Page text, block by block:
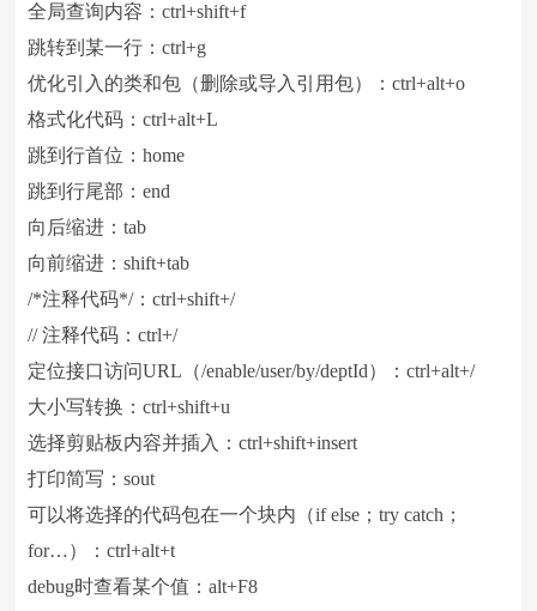
全局查询内容：ctrl+shift+f
跳转到某一行：ctrl+g
优化引入的类和包（删除或导入引用包）：ctrl+alt+o
格式化代码：ctrl+alt+L
跳到行首位：home
跳到行尾部：end
向后缩进：tab
向前缩进：shift+tab
/*注释代码*/：ctrl+shift+/
// 注释代码：ctrl+/
定位接口访问URL（/enable/user/by/deptId）：ctrl+alt+/
大小写转换：ctrl+shift+u
选择剪贴板内容并插入：ctrl+shift+insert
打印简写：sout
可以将选择的代码包在一个块内（if else；try catch；
for…）：ctrl+alt+t
debug时查看某个值：alt+F8